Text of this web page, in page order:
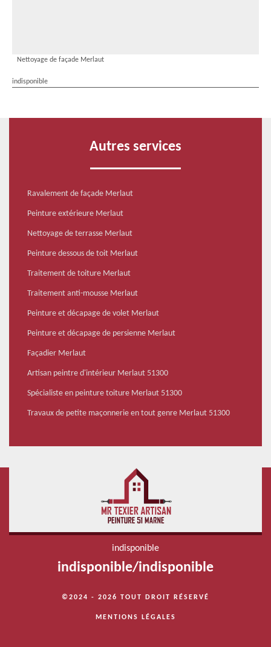
Nettoyage de façade Merlaut
indisponible
Autres services
Ravalement de façade Merlaut
Peinture extérieure Merlaut
Nettoyage de terrasse Merlaut
Peinture dessous de toit Merlaut
Traitement de toiture Merlaut
Traitement anti-mousse Merlaut
Peinture et décapage de volet Merlaut
Peinture et décapage de persienne Merlaut
Façadier Merlaut
Artisan peintre d'intérieur Merlaut 51300
Spécialiste en peinture toiture Merlaut 51300
Travaux de petite maçonnerie en tout genre Merlaut 51300
indisponible
indisponible/indisponible
©2024 - 2026 TOUT DROIT RÉSERVÉ
MENTIONS LÉGALES